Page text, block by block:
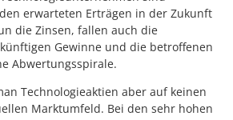
erwarteten Erträgen in der Zukunft
die Zinsen, fallen auch die
Gewinne und die betroffenen
Abwertungsspirale.
Technologieaktien aber auf keinen
Marktumfeld. Bei den sehr hohen